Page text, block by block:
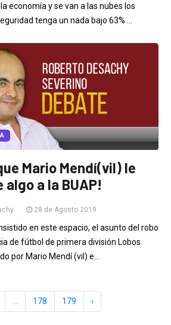
economía y se van a las nubes los
tenga un nada bajo 63% ...
Mario Mendí(vil) le
algo a la BUAP!
28 de Agosto 2019
en este espacio, el asunto del robo
de fútbol de primera división Lobos
por Mario Mendí (vil) e...
... 178 179 ›